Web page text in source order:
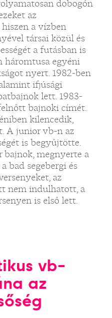
dobogón
az
a vízben
társai közül és
a futásban is
háromtusa egyéni
nyert. 1982-ben
ifjúsági
lett. 1983-
bajnoki címét.
kilencedik,
A junior vb-n az
is begyűjtötte.
bajnok, megnyerte a
bad segebergi és
az
nem indulhatott, a
is első lett.
vb-
az